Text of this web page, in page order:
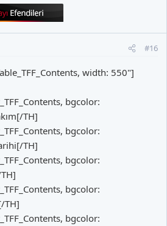
#16
width: 550"]
bgcolor:
TH]
bgcolor:
TH]
bgcolor:
bgcolor:
TH]
bgcolor: